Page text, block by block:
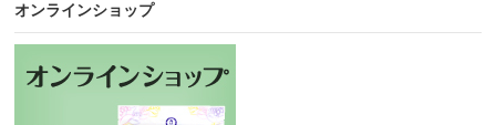
オンラインショップ